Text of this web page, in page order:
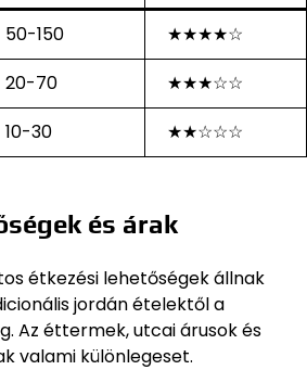
50-150
★★★★☆
20-70
★★★☆☆
10-30 ★★☆☆☆
és árak
étkezési lehetőségek állnak
jordán ételektől a
Az éttermek, utcai árusok és
valami különlegeset.